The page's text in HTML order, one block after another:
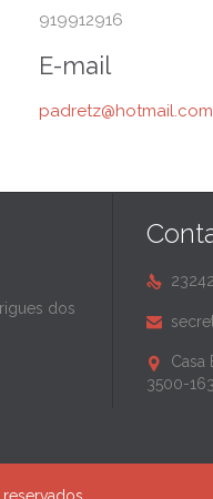
919912916
E-mail
padretz@hotmail.com
dos



Casa
3500-